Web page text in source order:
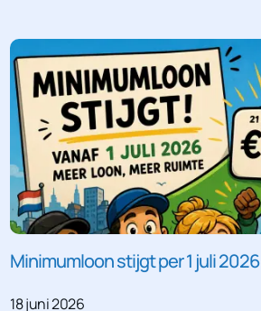
Minimumloon stijgt per 1 juli 2026
18 juni 2026